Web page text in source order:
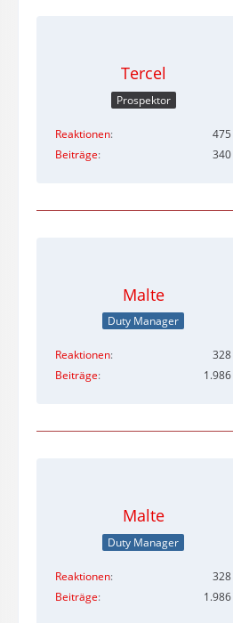
Tercel
Prospektor
Reaktionen
475
Beiträge
340
Malte
Duty Manager
Reaktionen
328
Beiträge
1.986
Malte
Duty Manager
Reaktionen
328
Beiträge
1.986